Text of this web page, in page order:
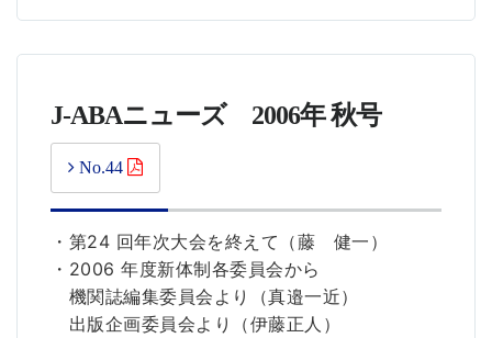
J-ABAニューズ 2006年 秋号
No.44
・第24 回年次大会を終えて（藤 健一）
・2006 年度新体制各委員会から
機関誌編集委員会より（真邉一近）
出版企画委員会より（伊藤正人）